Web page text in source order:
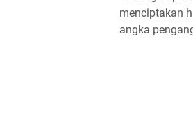
menciptakan
angka